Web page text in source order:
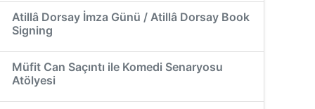
Atillâ Dorsay İmza Günü / Atillâ Dorsay Book
Signing
Müfit Can Saçıntı ile Komedi Senaryosu
Atölyesi